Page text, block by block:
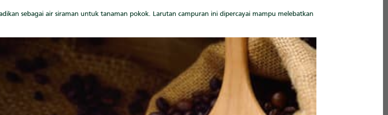
sebagai air siraman untuk tanaman pokok. Larutan campuran ini dipercayai mampu melebatkan